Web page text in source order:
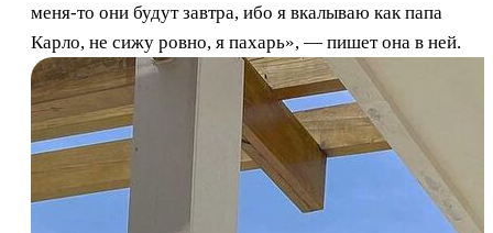
меня-то они будут завтра, ибо я вкалываю как папа
Карло, не сижу ровно, я пахарь», — пишет она в ней.